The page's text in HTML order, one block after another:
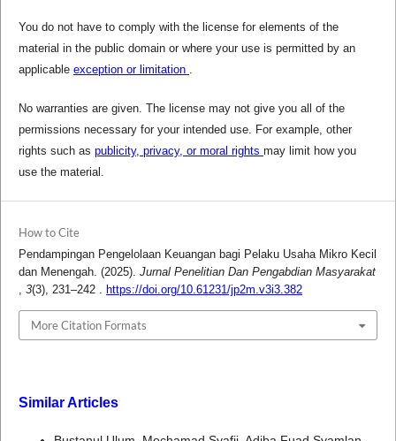
You do not have to comply with the license for elements of the
material in the public domain or where your use is permitted by an
applicable exception or limitation
No warranties are given. The license may not give you all of the
permissions necessary for your intended use. For example, other
rights such as publicity, privacy, or moral rights may limit how you
use the material.
How to Cite
Pendampingan Pengelolaan Keuangan bagi Pelaku Usaha Mikro Kecil
dan Menengah. (2025). Jurnal Penelitian Dan Pengabdian Masyarakat
3(3), 231–242 . https://doi.org/10.61231/jp2m.v3i3.382
More Citation Formats
Similar Articles